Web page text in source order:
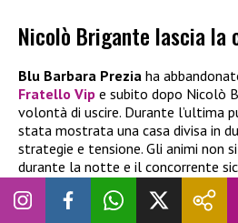
Nicolò Brigante lascia la
Blu Barbara Prezia ha
Fratello Vip e subito dopo Nicolò
volontà di uscire. Durante l’ultima
stata mostrata una casa divisa in
strategie e tensione. Gli animi non
durante la notte e il concorrente
essere pronto ad abbandonare il